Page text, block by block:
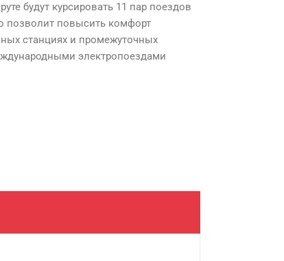
будут курсировать 11 пар поездов
позволит повысить комфорт
станциях и промежуточных
электропоездами